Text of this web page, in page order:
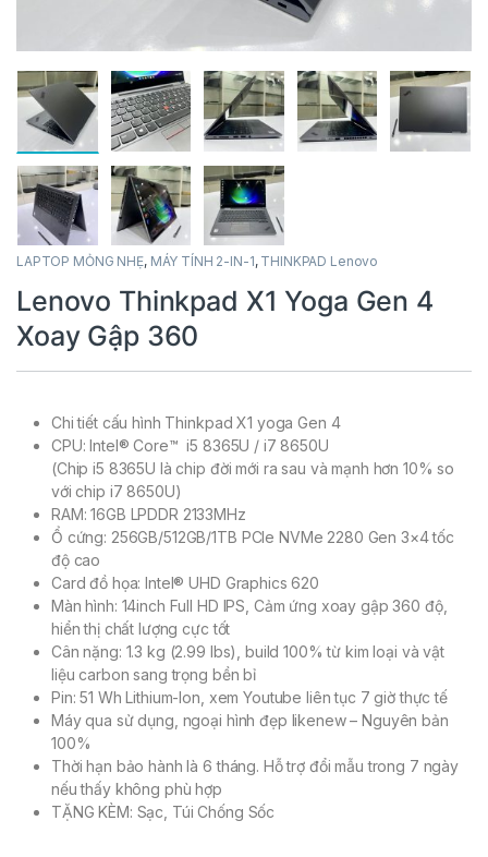
LAPTOP MỎNG NHẸ, MÁY TÍNH 2-IN-1, THINKPAD Lenovo
Lenovo Thinkpad X1 Yoga Gen 4
Xoay Gập 360
Chi tiết cấu hình Thinkpad X1 yoga Gen 4
CPU: Intel® Core™ i5 8365U / i7 8650U
(Chip i5 8365U là chip đời mới ra sau và mạnh hơn 10% so
với chip i7 8650U)
RAM: 16GB LPDDR 2133MHz
Ổ cứng: 256GB/512GB/1TB PCIe NVMe 2280 Gen 3×4 tốc
độ cao
Card đồ họa: Intel® UHD Graphics 620
Màn hình: 14inch Full HD IPS, Cảm ứng xoay gập 360 độ,
hiển thị chất lượng cực tốt
Cân nặng: 1.3 kg (2.99 lbs), build 100% từ kim loại và vật
liệu carbon sang trọng bền bỉ
Pin: 51 Wh Lithium-Ion, xem Youtube liên tục 7 giờ thực tế
Máy qua sử dụng, ngoại hình đẹp likenew – Nguyên bản
100%
Thời hạn bảo hành là 6 tháng. Hỗ trợ đổi mẫu trong 7 ngày
nếu thấy không phù hợp
TẶNG KÈM: Sạc, Túi Chống Sốc